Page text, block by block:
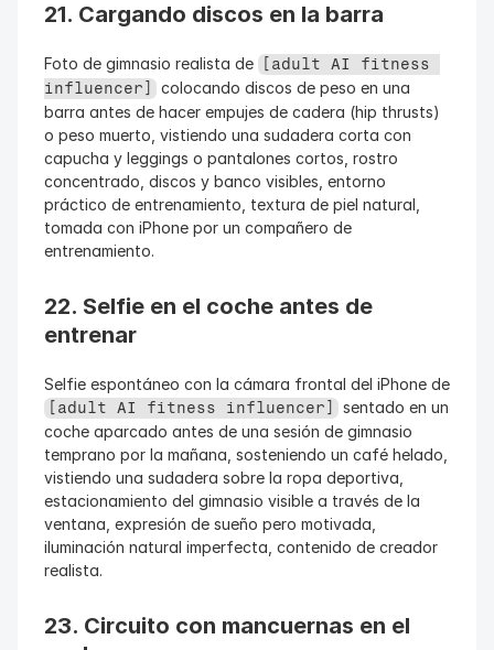
21. Cargando discos en la barra
Foto de gimnasio realista de
[adult AI fitness
influencer] colocando discos de peso en una
barra antes de hacer empujes de cadera (hip thrusts)
o peso muerto, vistiendo una sudadera corta con
capucha y leggings o pantalones cortos, rostro
concentrado, discos y banco visibles, entorno
práctico de entrenamiento, textura de piel natural,
tomada con iPhone por un compañero de
entrenamiento.
22. Selfie en el coche antes de
entrenar
[adult AI fitness influencer] sentado en un
coche aparcado antes de una sesión de gimnasio
temprano por la mañana, sosteniendo un café helado,
vistiendo una sudadera sobre la ropa deportiva,
estacionamiento del gimnasio visible a través de la
ventana, expresión de sueño pero motivada,
iluminación natural imperfecta, contenido de creador
realista.
23. Circuito con mancuernas en el